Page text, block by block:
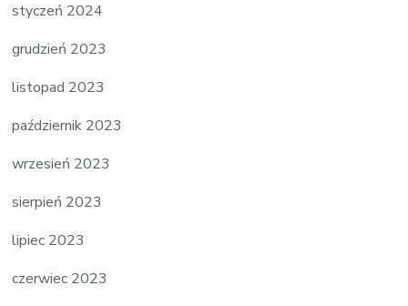
styczeń 2024
grudzień 2023
listopad 2023
październik 2023
wrzesień 2023
sierpień 2023
lipiec 2023
czerwiec 2023